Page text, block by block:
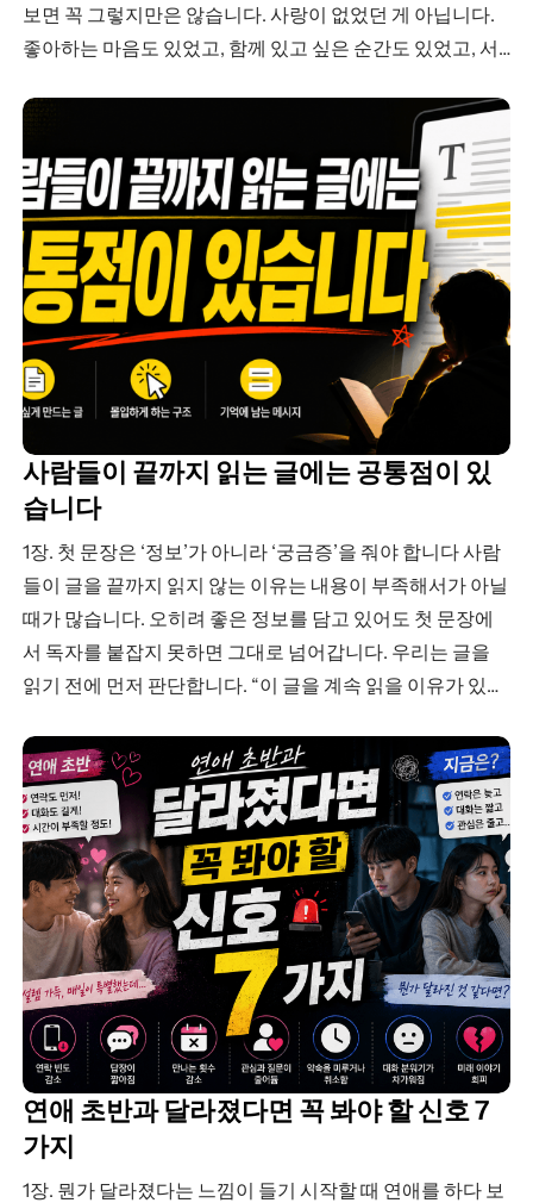
보면 꼭 그렇지만은 않습니다. 사랑이 없었던 게 아닙니다.
좋아하는 마음도 있었고, 함께 있고 싶은 순간도 있었고, 서
족한…
사람들이 끝까지 읽는 글에는 공통점이 있
습니다
1장. 첫 문장은 ‘정보’가 아니라 ‘궁금증’을 줘야 합니다 사람
들이 글을 끝까지 읽지 않는 이유는 내용이 부족해서가 아닐
때가 많습니다. 오히려 좋은 정보를 담고 있어도 첫 문장에
서 독자를 붙잡지 못하면 그대로 넘어갑니다. 우리는 글을
읽기 전에 먼저 판단합니다. “이 글을 계속 읽을 이유가 있을
연애 초반과 달라졌다면 꼭 봐야 할 신호 7
가지
1장. 뭔가 달라졌다는 느낌이 들기 시작할 때 연애를 하다 보